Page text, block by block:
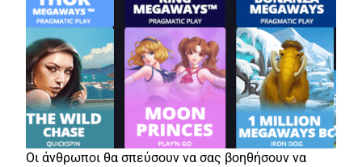
Οι άνθρωποι θα σπεύσουν να σας βοηθήσουν να